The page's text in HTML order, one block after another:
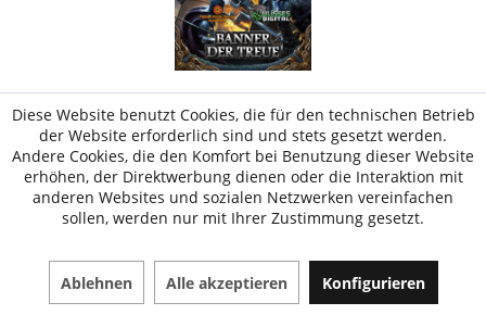
DSA5 BANNER DER TREUE PLUS MEISTERSET FÜR...
Aktivierungscode (Es wird eine FoundryVTT
Lizenz benötigt)
43,95 € *
Diese Website benutzt Cookies, die für den technischen Betrieb
der Website erforderlich sind und stets gesetzt werden.
Andere Cookies, die den Komfort bei Benutzung dieser Website
erhöhen, der Direktwerbung dienen oder die Interaktion mit
anderen Websites und sozialen Netzwerken vereinfachen
sollen, werden nur mit Ihrer Zustimmung gesetzt.
Ablehnen Alle akzeptieren Konfigurieren